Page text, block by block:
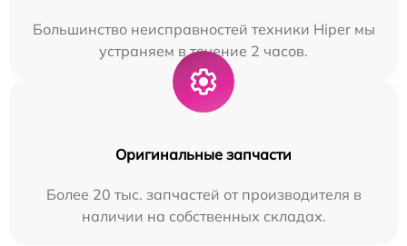
Большинство неисправностей техники Hiper мы
устраняем в течение 2 часов.
Оригинальные запчасти
Более 20 тыс. запчастей от производителя в
наличии на собственных складах.